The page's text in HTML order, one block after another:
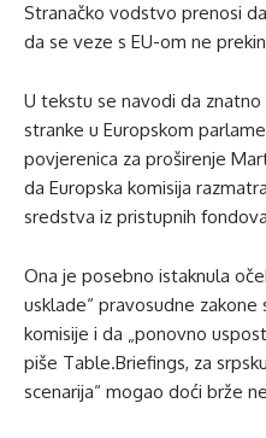
Stranačko vodstvo prenosi
da se veze s EU-om ne
U tekstu se navodi da
stranke u Europskom
povjerenica za proširenje
da Europska komisija
sredstva iz pristupnih
Ona je posebno istaknula
usklade“ pravosudne zakone
komisije i da „ponovno
piše Table.Briefings, za
scenarija“ mogao doći brže